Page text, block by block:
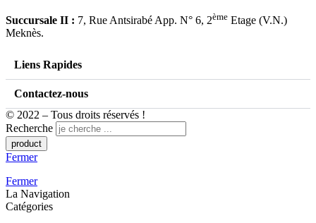
Succursale II : 7, Rue Antsirabé App. N° 6, 2ème Etage (V.N.)
Meknès.
Liens Rapides
Contactez-nous
© 2022 – Tous droits réservés !
Recherche
Fermer
Fermer
La Navigation
Catégories